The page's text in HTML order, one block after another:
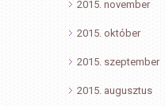
2015. november
2015. október
2015. szeptember
2015. augusztus